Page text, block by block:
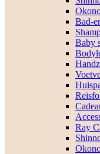
Bad-
Baby
Ray